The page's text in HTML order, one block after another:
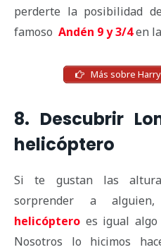
perderte la posibilidad
famoso Andén 9 y 3/4en
Más sobre
8. Descubrir
helicóptero
Si te gustan las
sorprender a
helicóptero es igual
Nosotros lo hicimos